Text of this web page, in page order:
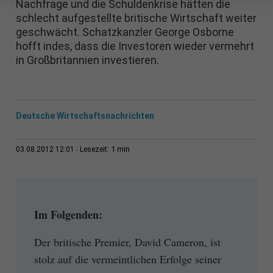
Nachfrage und die Schuldenkrise hätten die
schlecht aufgestellte britische Wirtschaft weiter
geschwächt. Schatzkanzler George Osborne
hofft indes, dass die Investoren wieder vermehrt
in Großbritannien investieren.
Deutsche Wirtschaftsnachrichten
03.08.2012 12:01 Lesezeit: 1 min
Im Folgenden:
Der britische Premier, David Cameron, ist
stolz auf die vermeintlichen Erfolge seiner